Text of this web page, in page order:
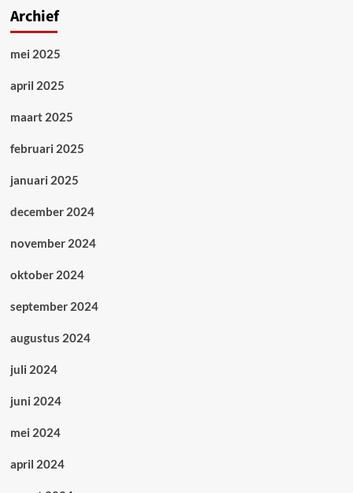
Archief
mei 2025
april 2025
maart 2025
februari 2025
januari 2025
december 2024
november 2024
oktober 2024
september 2024
augustus 2024
juli 2024
juni 2024
mei 2024
april 2024